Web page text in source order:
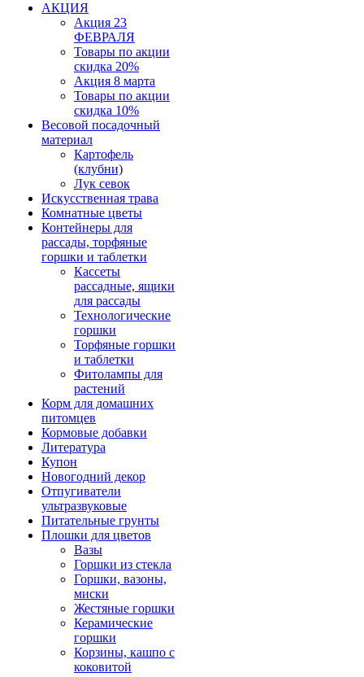
АКЦИЯ
Акция 23
ФЕВРАЛЯ
Товары по акции
скидка 20%
Акция 8 марта
Товары по акции
скидка 10%
Весовой посадочный
материал
Картофель
(клубни)
Лук севок
Искусственная трава
Комнатные цветы
Контейнеры для
рассады, торфяные
горшки и таблетки
Кассеты
рассадные, ящики
для рассады
Технологические
горшки
Торфяные горшки
и таблетки
Фитолампы для
растений
Корм для домашних
питомцев
Кормовые добавки
Литература
Купон
Новогодний декор
Отпугиватели
ультразвуковые
Питательные грунты
Плошки для цветов
Вазы
Горшки из стекла
Горшки, вазоны,
миски
Жестяные горшки
Керамические
горшки
Корзины, кашпо с
коковитой